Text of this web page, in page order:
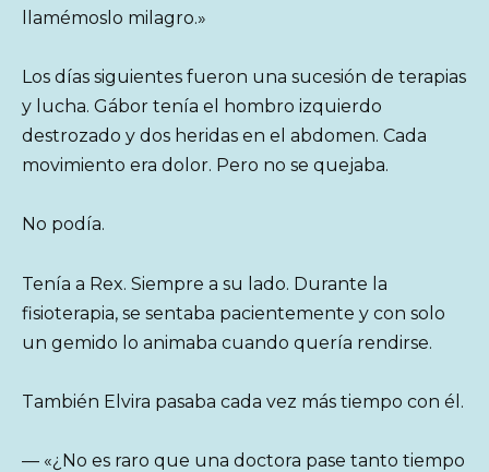
llamémoslo milagro.»
Los días siguientes fueron una sucesión de terapias
y lucha. Gábor tenía el hombro izquierdo
destrozado y dos heridas en el abdomen. Cada
movimiento era dolor. Pero no se quejaba.
No podía.
Tenía a Rex. Siempre a su lado. Durante la
fisioterapia, se sentaba pacientemente y con solo
un gemido lo animaba cuando quería rendirse.
También Elvira pasaba cada vez más tiempo con él.
— «¿No es raro que una doctora pase tanto tiempo